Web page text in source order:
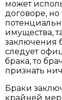
может
договоре,
имущества,
заключения
следует
брака, то
признать
Браки
крайней